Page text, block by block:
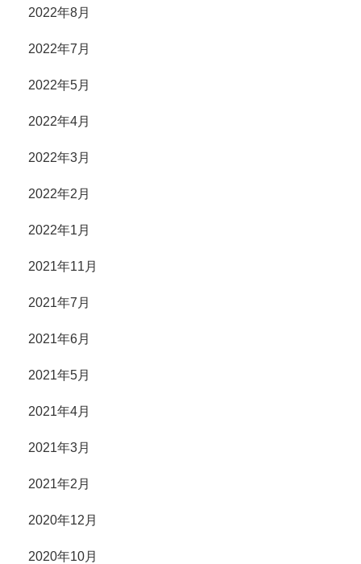
2022年8月
2022年7月
2022年5月
2022年4月
2022年3月
2022年2月
2022年1月
2021年11月
2021年7月
2021年6月
2021年5月
2021年4月
2021年3月
2021年2月
2020年12月
2020年10月